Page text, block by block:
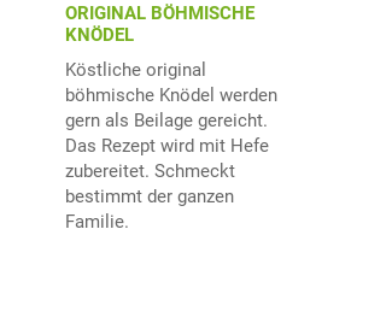
ORIGINAL BÖHMISCHE
KNÖDEL
Köstliche original
böhmische Knödel werden
gern als Beilage gereicht.
Das Rezept wird mit Hefe
zubereitet. Schmeckt
bestimmt der ganzen
Familie.